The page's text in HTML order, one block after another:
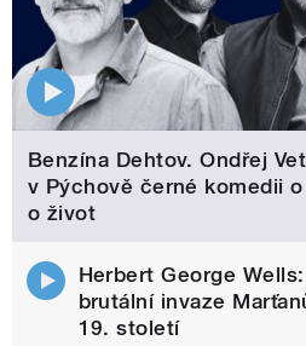
Benzína Dehtov. Ondřej
v Pýchově černé komedii
o život
Herbert George
brutální invaze
19. století